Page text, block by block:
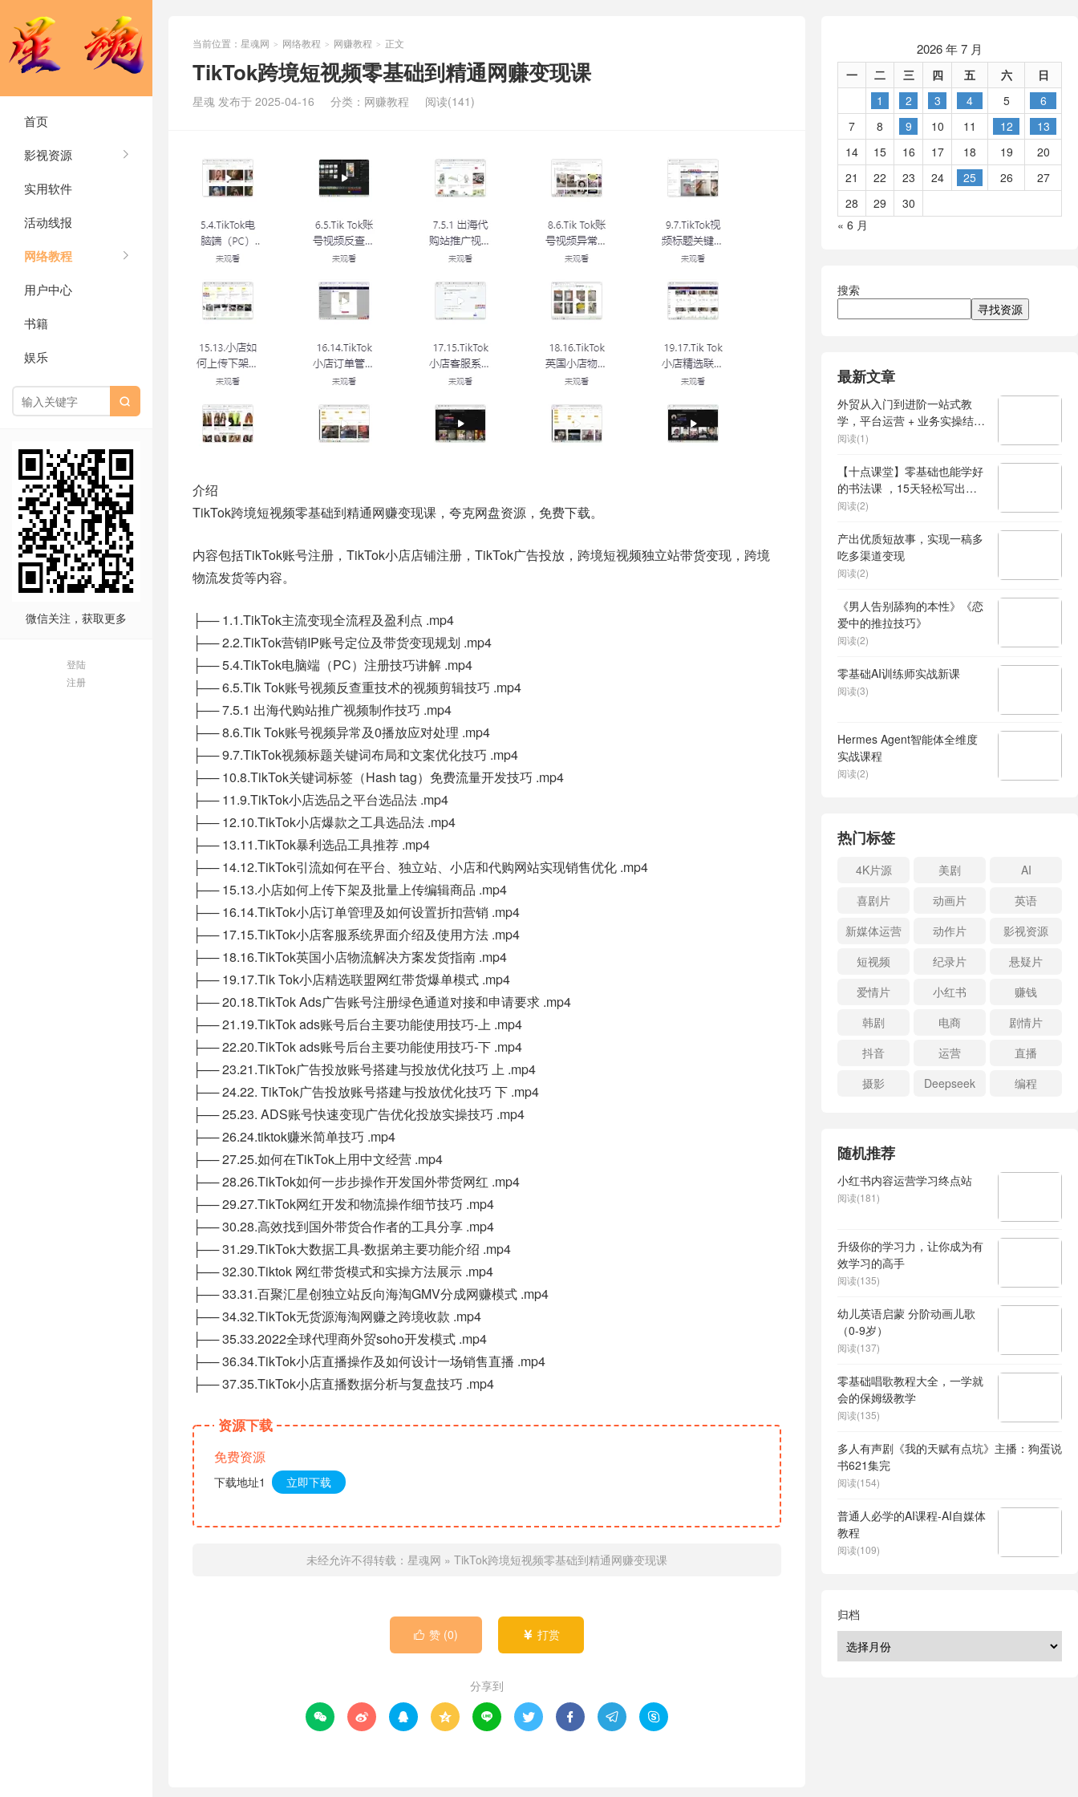
首页
影视资源
实用软件
活动线报
网络教程
用户中心
书籍
娱乐

微信关注，获取更多
登陆
注册
当前位置： 星魂网 > 网络教程 > 网赚教程 > 正文
TikTok跨境短视频零基础到精通网赚变现课
星魂 发布于 2025-04-16 分类： 网赚教程 阅读(141)
介绍
TikTok跨境短视频零基础到精通网赚变现课，夸克网盘资源，免费下载。
内容包括TikTok账号注册，TikTok小店店铺注册，TikTok广告投放，跨境短视频独立站带货变现，跨境
物流发货等内容。
├── 1.1.TikTok主流变现全流程及盈利点 .mp4
├── 2.2.TikTok营销IP账号定位及带货变现规划 .mp4
├── 5.4.TikTok电脑端（PC）注册技巧讲解 .mp4
├── 6.5.Tik Tok账号视频反查重技术的视频剪辑技巧 .mp4
├── 7.5.1 出海代购站推广视频制作技巧 .mp4
├── 8.6.Tik Tok账号视频异常及0播放应对处理 .mp4
├── 9.7.TikTok视频标题关键词布局和文案优化技巧 .mp4
├── 10.8.TikTok关键词标签（Hash tag）免费流量开发技巧 .mp4
├── 11.9.TikTok小店选品之平台选品法 .mp4
├── 12.10.TikTok小店爆款之工具选品法 .mp4
├── 13.11.TikTok暴利选品工具推荐 .mp4
├── 14.12.TikTok引流如何在平台、独立站、小店和代购网站实现销售优化 .mp4
├── 15.13.小店如何上传下架及批量上传编辑商品 .mp4
├── 16.14.TikTok小店订单管理及如何设置折扣营销 .mp4
├── 17.15.TikTok小店客服系统界面介绍及使用方法 .mp4
├── 18.16.TikTok英国小店物流解决方案发货指南 .mp4
├── 19.17.Tik Tok小店精选联盟网红带货爆单模式 .mp4
├── 20.18.TikTok Ads广告账号注册绿色通道对接和申请要求 .mp4
├── 21.19.TikTok ads账号后台主要功能使用技巧-上 .mp4
├── 22.20.TikTok ads账号后台主要功能使用技巧-下 .mp4
├── 23.21.TikTok广告投放账号搭建与投放优化技巧 上 .mp4
├── 24.22. TikTok广告投放账号搭建与投放优化技巧 下 .mp4
├── 25.23. ADS账号快速变现广告优化投放实操技巧 .mp4
├── 26.24.tiktok赚米简单技巧 .mp4
├── 27.25.如何在TikTok上用中文经营 .mp4
├── 28.26.TikTok如何一步步操作开发国外带货网红 .mp4
├── 29.27.TikTok网红开发和物流操作细节技巧 .mp4
├── 30.28.高效找到国外带货合作者的工具分享 .mp4
├── 31.29.TikTok大数据工具-数据弟主要功能介绍 .mp4
├── 32.30.Tiktok 网红带货模式和实操方法展示 .mp4
├── 33.31.百聚汇星创独立站反向海淘GMV分成网赚模式 .mp4
├── 34.32.TikTok无货源海淘网赚之跨境收款 .mp4
├── 35.33.2022全球代理商外贸soho开发模式 .mp4
├── 36.34.TikTok小店直播操作及如何设计一场销售直播 .mp4
├── 37.35.TikTok小店直播数据分析与复盘技巧 .mp4
资源下载
免费资源
下载地址1 立即下载
未经允许不得转载： 星魂网 » TikTok跨境短视频零基础到精通网赚变现课
 赞 (0)  打赏
分享到
        
2026 年 7 月
一 二 三 四 五 六
日
1
2 3 4 5
6
7
8 9 10 11 12
13
14
15 16 17 18 19
20
21
22 23 24 25 26
27
28
29
30
« 6 月
搜索
寻找资源
最新文章
外贸从入门到进阶一站式教
学，平台运营 + 业务实操结
合，实现业绩稳步增长
阅读(1)
【十点课堂】零基础也能学好
的书法课 ，15天轻松写出漂
亮人生
阅读(2)
产出优质短故事，实现一稿多
吃多渠道变现
阅读(2)
《男人告别舔狗的本性》《恋
爱中的推拉技巧》
阅读(2)
零基础AI训练师实战新课
阅读(3)
Hermes Agent智能体全维度
实战课程
阅读(2)
热门标签
4K片源 美剧
AI
喜剧片
动画片
英语
新媒体运营
动作片
影视资源
短视频
纪录片
悬疑片
爱情片
小红书
赚钱
韩剧
电商
剧情片
抖音
运营
直播
摄影
Deepseek 编程
随机推荐
小红书内容运营学习终点站
阅读(181)
升级你的学习力，让你成为有
效学习的高手
阅读(135)
幼儿英语启蒙 分阶动画儿歌
（0-9岁）
阅读(137)
零基础唱歌教程大全，一学就
会的保姆级教学
阅读(135)
多人有声剧《我的天赋有点坑》主播：狗蛋说
书621集完
阅读(154)
普通人必学的AI课程-AI自媒体
教程
阅读(109)
归档